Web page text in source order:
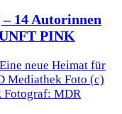
14 Autorinnen
PINK